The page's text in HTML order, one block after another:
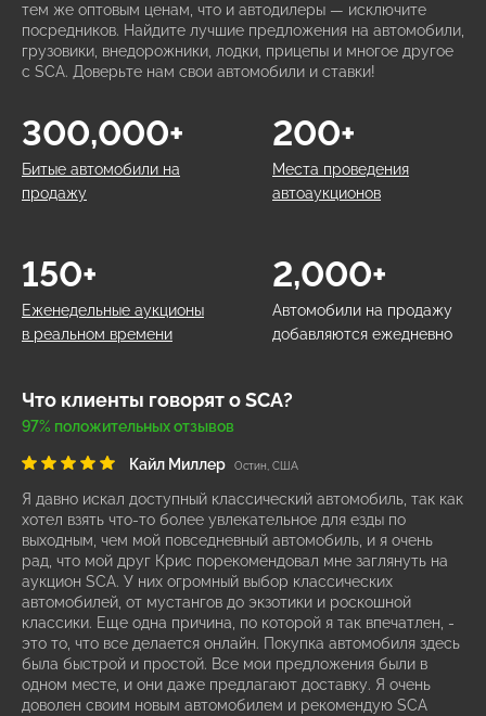
тем же оптовым ценам, что и автодилеры — исключите
посредников. Найдите лучшие предложения на автомобили,
грузовики, внедорожники, лодки, прицепы и многое другое
с SCA. Доверьте нам свои автомобили и ставки!
Битые автомобили на
продажу
300,000+
Места проведения
автоаукционов
200+
Еженедельные аукционы
в реальном времени
150+
Автомобили на продажу
добавляются ежедневно
2,000+
Что клиенты говорят о SCA?
97% положительных отзывов
Кайл Миллер Остин, США
Я давно искал доступный классический автомобиль, так как
хотел взять что-то более увлекательное для езды по
выходным, чем мой повседневный автомобиль, и я очень
рад, что мой друг Крис порекомендовал мне заглянуть на
аукцион SCA. У них огромный выбор классических
автомобилей, от мустангов до экзотики и роскошной
классики. Еще одна причина, по которой я так впечатлен, -
это то, что все делается онлайн. Покупка автомобиля здесь
была быстрой и простой. Все мои предложения были в
одном месте, и они даже предлагают доставку. Я очень
доволен своим новым автомобилем и рекомендую SCA